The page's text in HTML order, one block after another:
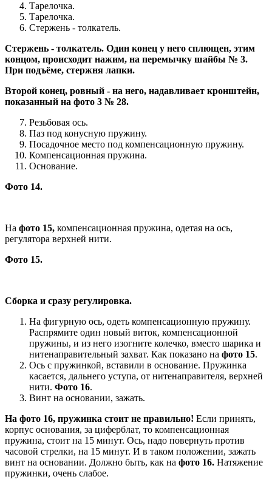
Тарелочка.
Тарелочка.
Стержень - толкатель.
Стержень - толкатель. Один конец у него сплющен, этим
концом, происходит нажим, на перемычку шайбы № 3.
При подъёме, стержня лапки.
Второй конец, ровный - на него, надавливает кронштейн,
показанный на фото 3 № 28.
Резьбовая ось.
Паз под конусную пружину.
Посадочное место под компенсационную пружину.
Компенсационная пружина.
Основание.
Фото 14.
На фото 15, компенсационная пружина, одетая на ось,
регулятора верхней нити.
Фото 15.
Сборка и сразу регулировка.
На фигурную ось, одеть компенсационную пружину.
Распрямите один новый виток, компенсационной
пружины, и из него изогните колечко, вместо шарика и
нитенаправительный захват. Как показано на фото 15.
Ось с пружинкой, вставили в основание. Пружинка
касается, дальнего уступа, от нитенаправителя, верхней
нити. Фото 16.
Винт на основании, зажать.
На фото 16, пружинка стоит не правильно! Если принять,
корпус основания, за циферблат, то компенсационная
пружина, стоит на 15 минут. Ось, надо повернуть против
часовой стрелки, на 15 минут. И в таком положении, зажать
винт на основании. Должно быть, как на фото 16. Натяжение
пружинки, очень слабое.